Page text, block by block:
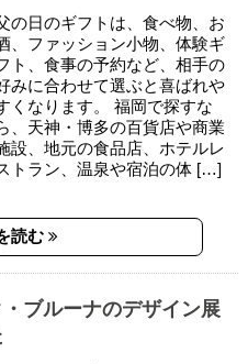
の日のギフトは、食べ物、お
、ファッション小物、体験ギ
ト、食事の予約など、相手の
みに合わせて選ぶと喜ばれや
くなります。 福岡で探すな
、天神・博多の百貨店や商業
設、地元の食品店、ホテルレ
トラン、温泉や宿泊の体 […]
読む
ブルーナのデザイン展